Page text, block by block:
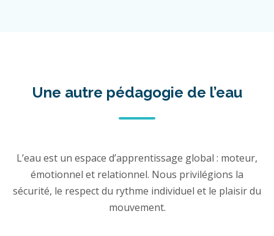
Une autre pédagogie de l’eau
L’eau est un espace d’apprentissage global : moteur,
émotionnel et relationnel. Nous privilégions la
sécurité, le respect du rythme individuel et le plaisir du
mouvement.